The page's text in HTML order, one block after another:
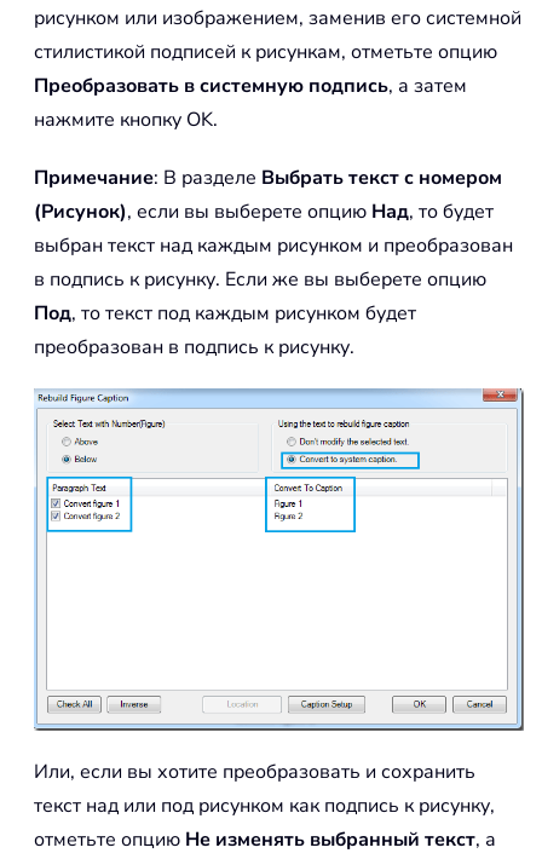
рисунком или изображением, заменив его системной
стилистикой подписей к рисункам, отметьте опцию
Преобразовать в системную подпись, а затем
нажмите кнопку OK.
Примечание: В разделе Выбрать текст с номером
(Рисунок), если вы выберете опцию Над, то будет
выбран текст над каждым рисунком и преобразован
в подпись к рисунку. Если же вы выберете опцию
Под, то текст под каждым рисунком будет
преобразован в подпись к рисунку.
Или, если вы хотите преобразовать и сохранить
текст над или под рисунком как подпись к рисунку,
отметьте опцию Не изменять выбранный текст, а